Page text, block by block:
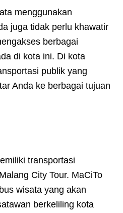
menggunakan
juga tidak perlu khawatir
berbagai
di kota ini. Di kota
publik yang
Anda ke berbagai tujuan
transportasi
City Tour. MaCiTo
wisata yang akan
berkeliling kota